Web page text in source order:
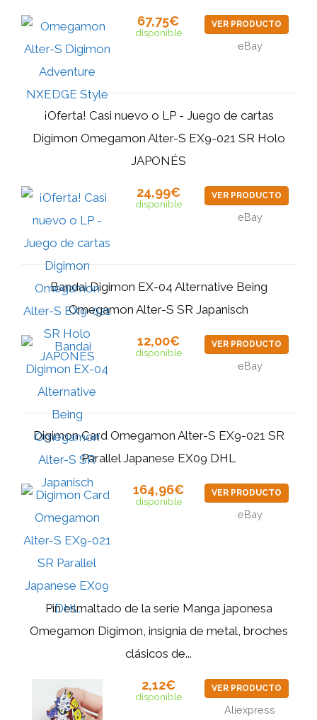
67,75€
disponible
VER PRODUCTO
eBay
¡Oferta! Casi nuevo o LP - Juego de cartas
Digimon Omegamon Alter-S EX9-021 SR Holo
JAPONÉS
24,99€
disponible
VER PRODUCTO
eBay
Bandai Digimon EX-04 Alternative Being
Omegamon Alter-S SR Japanisch
12,00€
disponible
VER PRODUCTO
eBay
Digimon Card Omegamon Alter-S EX9-021 SR
Parallel Japanese EX09 DHL
164,96€
disponible
VER PRODUCTO
eBay
Pin esmaltado de la serie Manga japonesa
Omegamon Digimon, insignia de metal, broches
clásicos de...
2,12€
disponible
VER PRODUCTO
Aliexpress